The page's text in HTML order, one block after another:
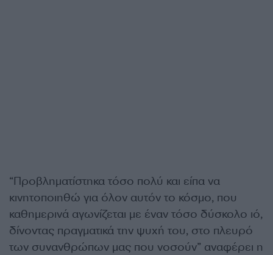
“Προβληματίστηκα τόσο πολύ και είπα να
κινητοποιηθώ για όλον αυτόν το κόσμο, που
καθημερινά αγωνίζεται με έναν τόσο δύσκολο ιό,
δίνοντας πραγματικά την ψυχή του, στο πλευρό
των συνανθρώπων μας που νοσούν” αναφέρει η